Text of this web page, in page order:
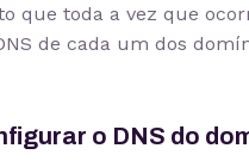
que toda a vez que
de cada um dos
o DNS do